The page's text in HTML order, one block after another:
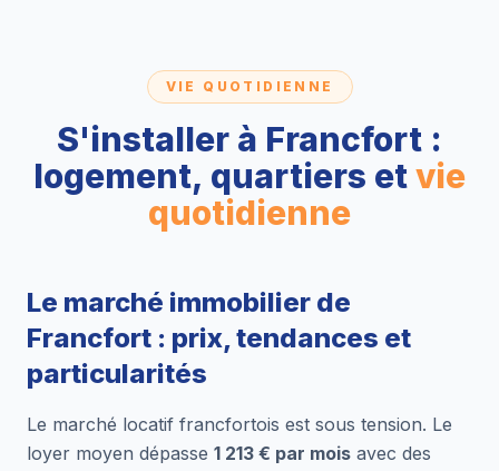
VIE QUOTIDIENNE
S'installer à Francfort :
logement, quartiers etvie
quotidienne
Le marché immobilier de
Francfort : prix, tendances et
particularités
Le marché locatif francfortois est sous tension. Le
loyer moyen dépasse 1 213 € par mois avec des